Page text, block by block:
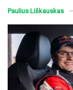
Paulius Liškauskas